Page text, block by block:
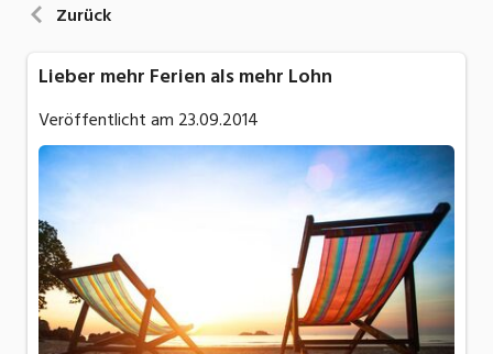
Zurück
Lieber mehr Ferien als mehr Lohn
Veröffentlicht am 23.09.2014